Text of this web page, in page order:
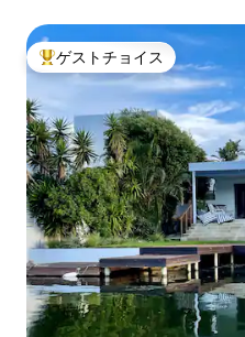
大好評のゲストチョイスです。
ゲストチョイス